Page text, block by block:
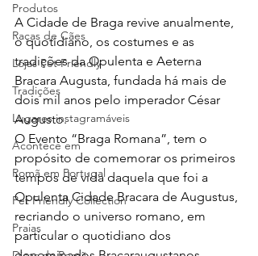
Produtos
Raças de Cães
Lojas Pet Friendly
Tradições
Lugares instagramáveis
Acontece em
Romã em Portugal
Pet Friendly Collection
Praias
A Cidade de Braga revive anualmente,
o quotidiano, os costumes e as
tradições da Opulenta e Aeterna
Bracara Augusta, fundada há mais de
dois mil anos pelo imperador César
Augusto.
O Evento “Braga Romana”, tem o
propósito de comemorar os primeiros
tempos de vida daquela que foi a
Opulenta Cidade Bracara de Augustus,
recriando o universo romano, em
particular o quotidiano dos